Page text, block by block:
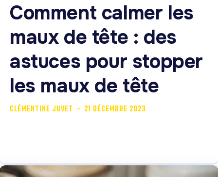
Comment calmer les
maux de tête : des
astuces pour stopper
les maux de tête
CLÉMENTINE JUVET - 21 DÉCEMBRE 2023